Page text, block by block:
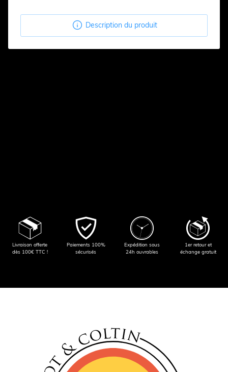
 Description du produit
Livraison offerte
dès 100€ TTC !
Paiements 100%
sécurisés
Expédition sous
24h ouvrables
1er retour et
échange gratuit